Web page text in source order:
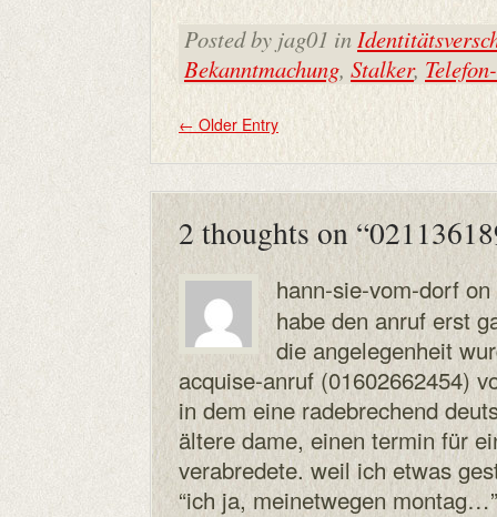
Posted by jag01 in
Bekanntmachung, Stalker,
← Older Entry
2 thoughts on “
hann-sie-vom-dorfon
habe den anruf erst
die angelegenheit
acquise-anruf (01602662454)
in dem eine radebrechend
ältere dame, einen termin für
verabredete. weil ich etwas
“ich ja, meinetwegen montag…”